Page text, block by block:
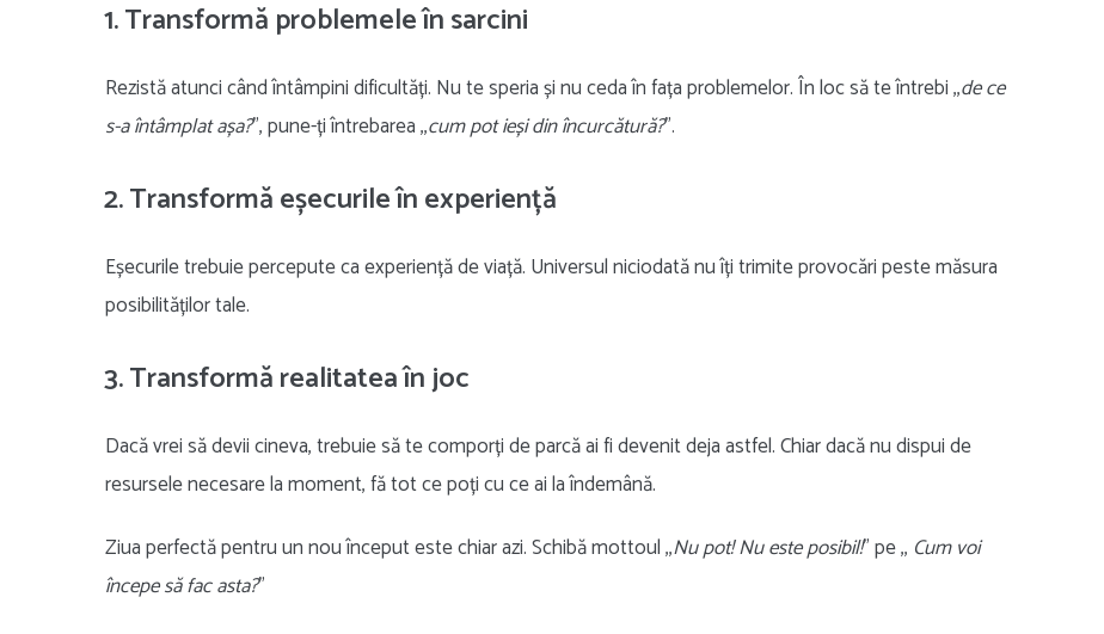
1. Transformă problemele în sarcini
Rezistă atunci când întâmpini dificultăți. Nu te speria și nu ceda în fața problemelor. În loc să te întrebi ,,de ce
s-a întâmplat așa?”, pune-ți întrebarea ,,cum pot ieși din încurcătură?”.
2. Transformă eșecurile în experiență
Eșecurile trebuie percepute ca experiență de viață. Universul niciodată nu îți trimite provocări peste măsura
posibilităților tale.
3. Transformă realitatea în joc
Dacă vrei să devii cineva, trebuie să te comporți de parcă ai fi devenit deja astfel. Chiar dacă nu dispui de
resursele necesare la moment, fă tot ce poți cu ce ai la îndemână.
Ziua perfectă pentru un nou început este chiar azi. Schibă mottoul ,,Nu pot! Nu este posibil!” pe ,, Cum voi
începe să fac asta?”